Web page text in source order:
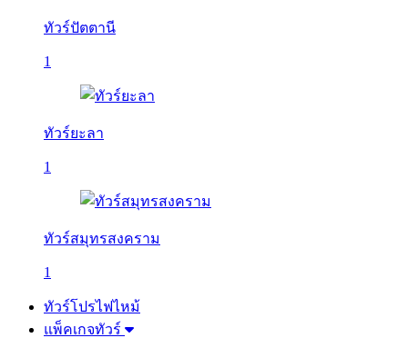
ทัวร์ปัตตานี
1
ทัวร์ยะลา
1
ทัวร์สมุทรสงคราม
1
ทัวร์โปรไฟไหม้
แพ็คเกจทัวร์